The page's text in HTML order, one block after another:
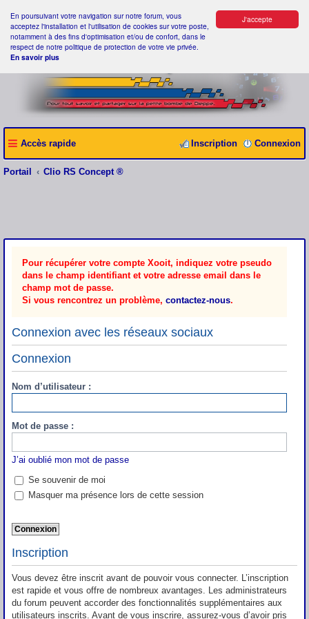
J'accepte
En poursuivant votre navigation sur notre forum, vous
acceptez l'installation et l'utilisation de cookies sur votre poste,
notamment à des fins d'optimisation et/ou de confort, dans le
respect de notre politique de protection de votre vie privée.
En savoir plus
Accès rapide Connexion
Inscription
Portail Clio RS Concept ®
Pour récupérer votre compte Xooit, indiquez votre pseudo
dans le champ identifiant et votre adresse email dans le
champ mot de passe.
Si vous rencontrez un problème, contactez-nous.
Connexion avec les réseaux sociaux
Connexion
Nom d’utilisateur :
Mot de passe :
J’ai oublié mon mot de passe
Se souvenir de moi
Masquer ma présence lors de cette session
Inscription
Vous devez être inscrit avant de pouvoir vous connecter. L’inscription
est rapide et vous offre de nombreux avantages. Les administrateurs
du forum peuvent accorder des fonctionnalités supplémentaires aux
utilisateurs inscrits. Avant de vous inscrire, assurez-vous d’avoir pris